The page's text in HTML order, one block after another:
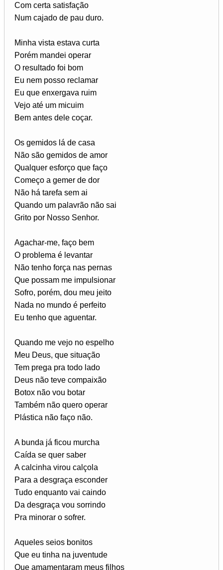
Com certa satisfação
Num cajado de pau duro.
Minha vista estava curta
Porém mandei operar
O resultado foi bom
Eu nem posso reclamar
Eu que enxergava ruim
Vejo até um micuim
Bem antes dele coçar.
Os gemidos lá de casa
Não são gemidos de amor
Qualquer esforço que faço
Começo a gemer de dor
Não há tarefa sem ai
Quando um palavrão não sai
Grito por Nosso Senhor.
Agachar-me, faço bem
O problema é levantar
Não tenho força nas pernas
Que possam me impulsionar
Sofro, porém, dou meu jeito
Nada no mundo é perfeito
Eu tenho que aguentar.
Quando me vejo no espelho
Meu Deus, que situação
Tem prega pra todo lado
Deus não teve compaixão
Botox não vou botar
Também não quero operar
Plástica não faço não.
A bunda já ficou murcha
Caída se quer saber
A calcinha virou calçola
Para a desgraça esconder
Tudo enquanto vai caindo
Da desgraça vou sorrindo
Pra minorar o sofrer.
Aqueles seios bonitos
Que eu tinha na juventude
Que amamentaram meus filhos